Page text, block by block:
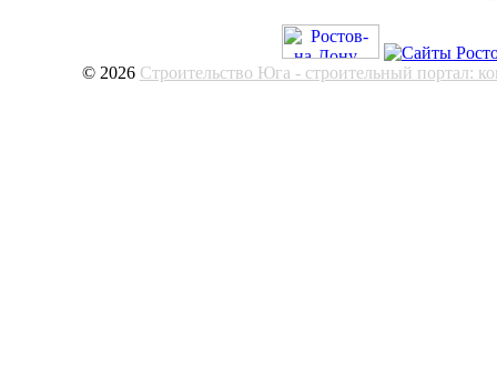
© 2026 Строительство Юга - строительный портал: